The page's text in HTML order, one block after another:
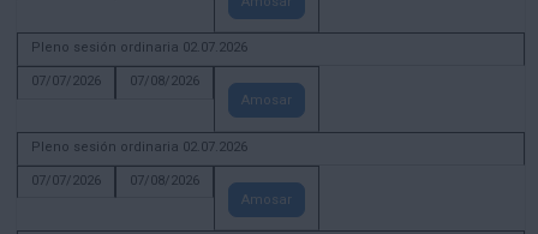
Pleno sesión ordinaria 02.07.2026
07/07/2026
07/08/2026
Amosar
Pleno sesión ordinaria 02.07.2026
07/07/2026
07/08/2026
Amosar